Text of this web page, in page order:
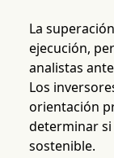
La
ejecución,
analistas
Los
orientación
determinar si
sostenible.